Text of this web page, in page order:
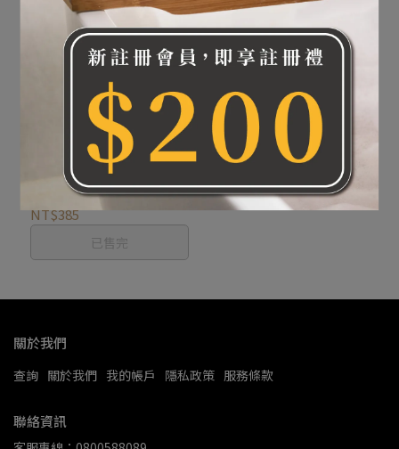
neboa 摩洛哥亮澤修護洗
髮精300ml
NT$385
已售完
關於我們
查詢 關於我們 我的帳戶 隱私政策 服務條款
聯絡資訊